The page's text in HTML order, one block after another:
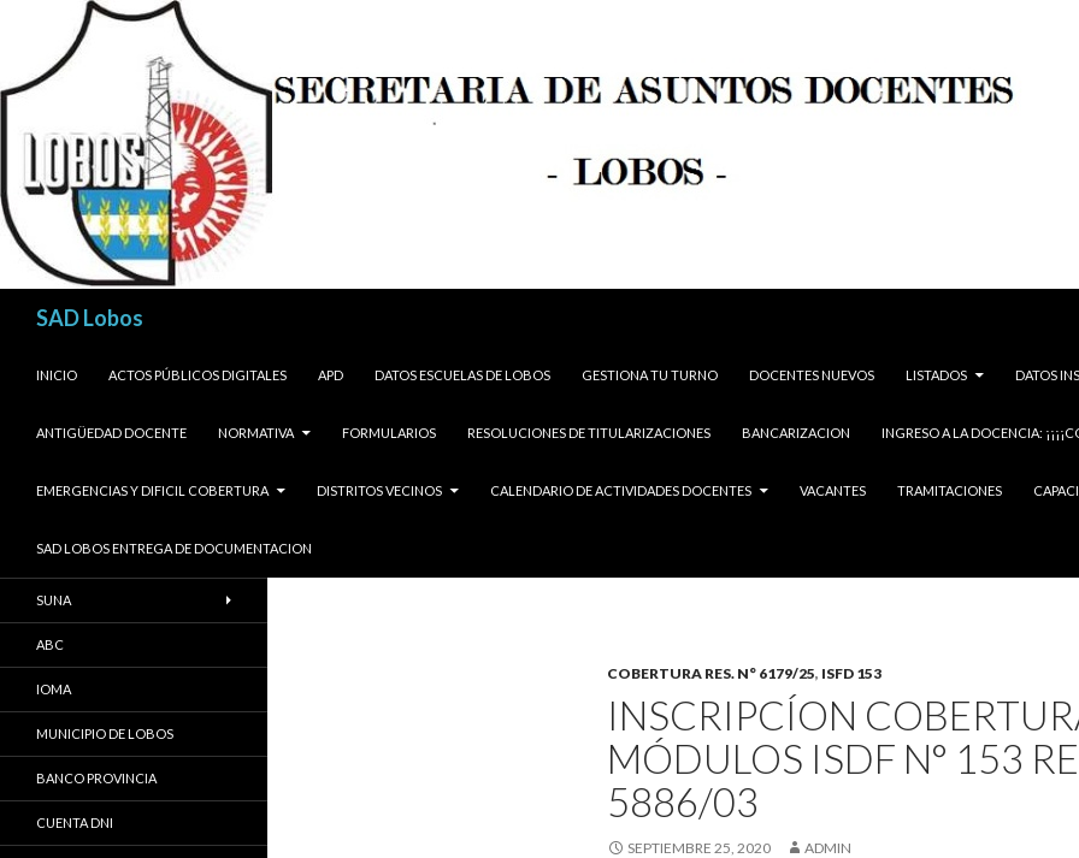
SAD Lobos
INICIO
ACTOS PÚBLICOS DIGITALES APD DATOS ESCUELAS DE LOBOS GESTIONA TU TURNO DOCENTES NUEVOS LISTADOS DATOS
ANTIGÜEDAD DOCENTE NORMATIVA FORMULARIOS RESOLUCIONES DE TITULARIZACIONES BANCARIZACION INGRESO A LA DOCENCIA:
EMERGENCIAS Y DIFICIL COBERTURA DISTRITOS VECINOS CALENDARIO DE ACTIVIDADES DOCENTES VACANTES TRAMITACIONES
SAD LOBOS ENTREGA DE DOCUMENTACION
COBERTURA RES. N° 6179/25, ISFD 153
INSCRIPCÍON
MÓDULOS ISDF N° 153
5886/03
SEPTIEMBRE 25, 2020 ADMIN
SUNA
ABC
IOMA
MUNICIPIO DE LOBOS
BANCO PROVINCIA
CUENTA DNI